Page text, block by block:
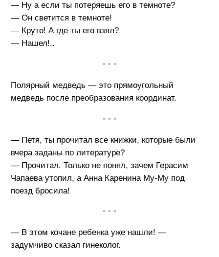
— Ну а если ты потеряешь его в темноте?
— Он светится в темноте!
— Круто! А где ты его взял?
— Нашел!..
• • •
Полярный медведь — это прямоугольный
медведь после преобразования координат.
• • •
— Петя, ты прочитал все книжки, которые были
вчера заданы по литературе?
— Прочитал. Только не понял, зачем Герасим
Чапаева утопил, а Анна Каренина Му-Му под
поезд бросила!
• • •
— В этом кочане ребенка уже нашли! —
задумчиво сказал гинеколог.